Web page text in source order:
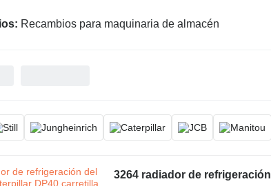
Recambios para maquinaria de almacén
3264 radiador de